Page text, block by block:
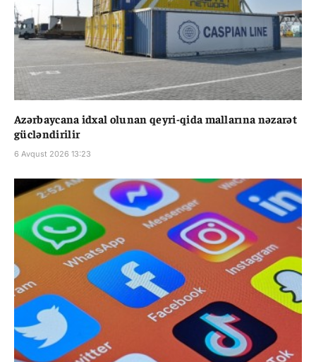
Azərbaycana idxal olunan qeyri-qida mallarına nəzarət
gücləndirilir
6 Avqust 2026 13:23